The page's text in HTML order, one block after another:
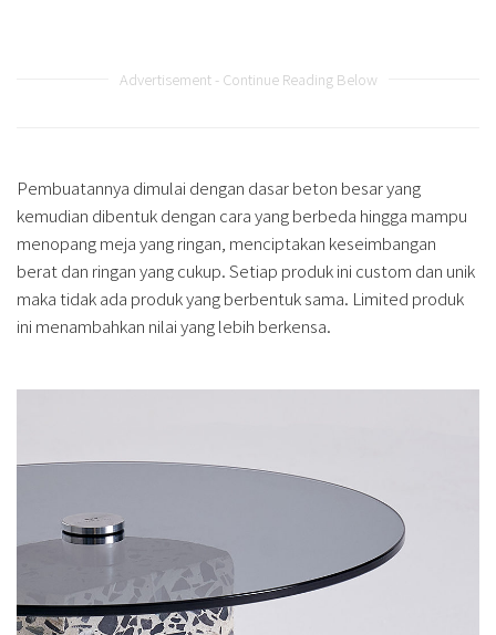
Advertisement - Continue Reading Below
Pembuatannya dimulai dengan dasar beton besar yang
kemudian dibentuk dengan cara yang berbeda hingga mampu
menopang meja yang ringan, menciptakan keseimbangan
berat dan ringan yang cukup. Setiap produk ini custom dan unik
maka tidak ada produk yang berbentuk sama. Limited produk
ini menambahkan nilai yang lebih berkensa.